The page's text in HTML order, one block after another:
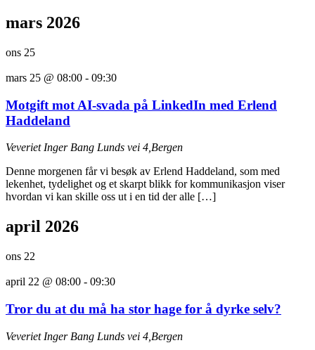
mars 2026
ons 25
mars 25 @ 08:00 - 09:30
Motgift mot AI-svada på LinkedIn med Erlend
Haddeland
Veveriet Inger Bang Lunds vei 4,Bergen
Denne morgenen får vi besøk av Erlend Haddeland, som med
lekenhet, tydelighet og et skarpt blikk for kommunikasjon viser
hvordan vi kan skille oss ut i en tid der alle […]
april 2026
ons 22
april 22 @ 08:00 - 09:30
Tror du at du må ha stor hage for å dyrke selv?
Veveriet Inger Bang Lunds vei 4,Bergen